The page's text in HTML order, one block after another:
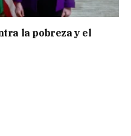
la pobreza y el